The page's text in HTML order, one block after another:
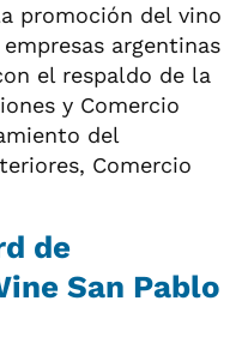
promoción del vino
argentinas
el respaldo de la
y Comercio
del
Comercio
de
San Pablo